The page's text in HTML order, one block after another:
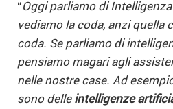
“Oggi parliamo di
vediamo la coda, anzi quella
coda. Se parliamo di
pensiamo magari agli
nelle nostre case. Ad
sono delle intelligenze